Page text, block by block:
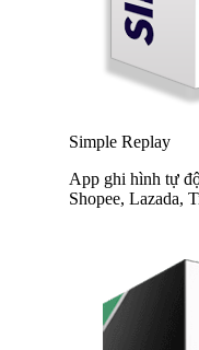
Simple Replay
App ghi hình tự
Shopee, Lazada,